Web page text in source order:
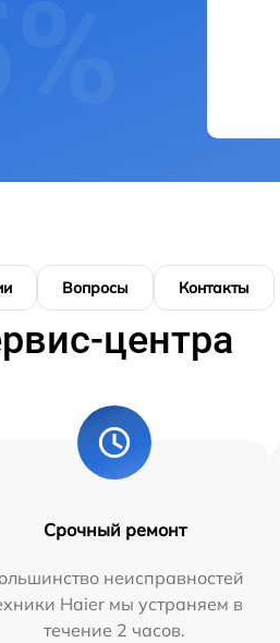
Вопросы Контакты
центра
Срочный ремонт
неисправностей
Haier мы устраняем в
течение 2 часов.